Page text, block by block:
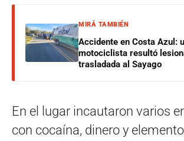
MIRÁ TAMBIÉN
Accidente en Costa Azul:
motociclista resultó
trasladada al Sayago
En el lugar incautaron varios
con cocaína, dinero y